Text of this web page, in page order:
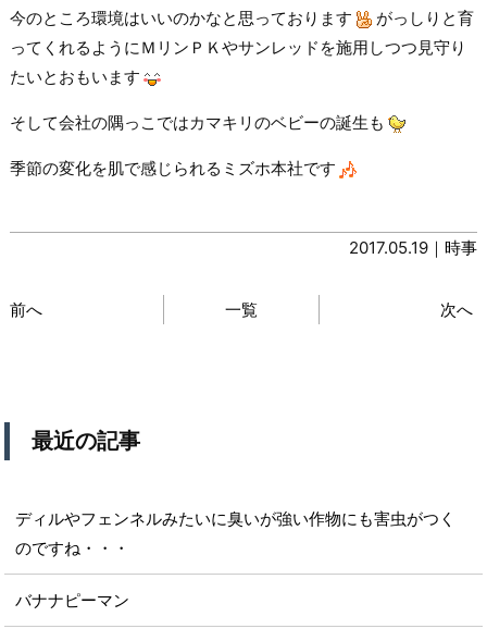
今のところ環境はいいのかなと思っております
がっしりと育
ってくれるようにＭリンＰＫやサンレッドを施用しつつ見守り
たいとおもいます
そして会社の隅っこではカマキリのベビーの誕生も
季節の変化を肌で感じられるミズホ本社です
2017.05.19｜時事
前へ 一覧 次へ
最近の記事
ディルやフェンネルみたいに臭いが強い作物にも害虫がつく
のですね・・・
バナナピーマン